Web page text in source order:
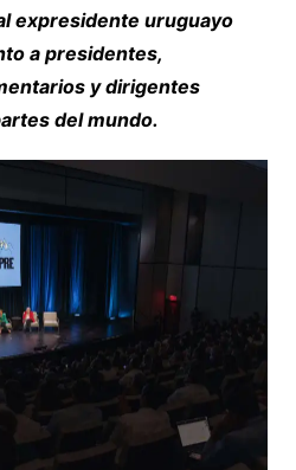
expresidente uruguayo
a presidentes,
y dirigentes
del mundo.